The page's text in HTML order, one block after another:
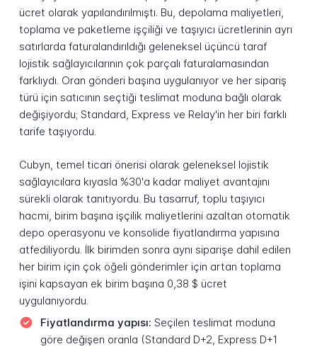
ücret olarak yapılandırılmıştı. Bu, depolama maliyetleri,
toplama ve paketleme işçiliği ve taşıyıcı ücretlerinin ayrı
satırlarda faturalandırıldığı geleneksel üçüncü taraf
lojistik sağlayıcılarının çok parçalı faturalamasından
farklıydı. Oran gönderi başına uygulanıyor ve her sipariş
türü için satıcının seçtiği teslimat moduna bağlı olarak
değişiyordu; Standard, Express ve Relay'in her biri farklı
tarife taşıyordu.
Cubyn, temel ticari önerisi olarak geleneksel lojistik
sağlayıcılara kıyasla %30'a kadar maliyet avantajını
sürekli olarak tanıtıyordu. Bu tasarruf, toplu taşıyıcı
hacmi, birim başına işçilik maliyetlerini azaltan otomatik
depo operasyonu ve konsolide fiyatlandırma yapısına
atfediliyordu. İlk birimden sonra aynı siparişe dahil edilen
her birim için çok öğeli gönderimler için artan toplama
işini kapsayan ek birim başına 0,38 $ ücret
uygulanıyordu.
Fiyatlandırma yapısı: Seçilen teslimat moduna
göre değişen oranla (Standard D+2, Express D+1